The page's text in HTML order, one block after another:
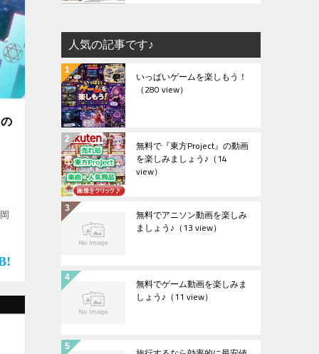
人気の記事です♪
いっぱいゲームを楽しもう！
（280 view）
無料で『東方Project』の動画
を楽しみましょう♪ （14
view）
無料でアニソン動画を楽しみ
ましょう♪ （13 view）
無料でゲーム動画を楽しみま
しょう♪ （11 view）